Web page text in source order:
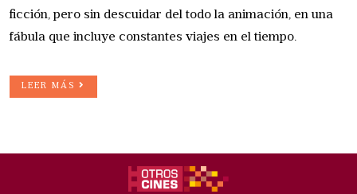
ficción, pero sin descuidar del todo la animación, en una
fábula que incluye constantes viajes en el tiempo.
LEER MÁS